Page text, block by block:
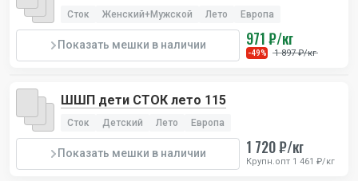
Сток Женский+Мужской Лето Европа
Показать мешки в наличии 971 ₽/кг
-49% 1 897 ₽/кг
ШШП дети СТОК лето 115
Сток Детский Лето Европа
Показать мешки в наличии 1 720 ₽/кг
Крупн.опт 1 461 ₽/кг